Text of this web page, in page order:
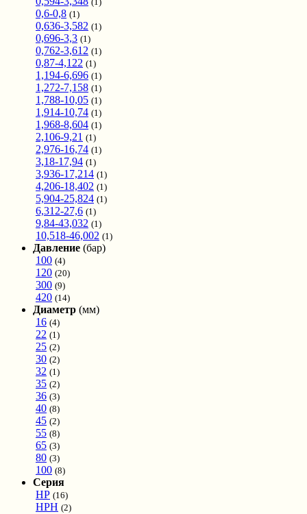
0,6-0,8 (1)
0,636-3,582 (1)
0,696-3,3 (1)
0,762-3,612 (1)
0,87-4,122 (1)
1,194-6,696 (1)
1,272-7,158 (1)
1,788-10,05 (1)
1,914-10,74 (1)
1,968-8,604 (1)
2,106-9,21 (1)
2,976-16,74 (1)
3,18-17,94 (1)
3,936-17,214 (1)
4,206-18,402 (1)
5,904-25,824 (1)
6,312-27,6 (1)
9,84-43,032 (1)
10,518-46,002 (1)
Давление (бар)
100 (4)
120 (20)
300 (9)
420 (14)
Диаметр (мм)
16 (4)
22 (1)
25 (2)
30 (2)
32 (1)
35 (2)
36 (3)
40 (8)
45 (2)
55 (8)
65 (3)
80 (3)
100 (8)
Серия
HP (16)
HPH (2)